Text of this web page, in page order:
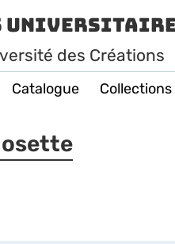
des Créations
Catalogue Collections